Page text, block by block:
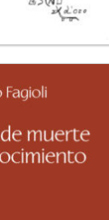
dei
desideri